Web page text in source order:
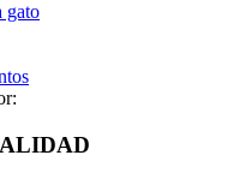
gato